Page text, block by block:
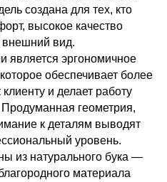
создана для тех, кто
высокое качество
внешний вид.
является эргономичное
обеспечивает более
и делает работу
геометрия,
к деталям выводят
уровень.
из натурального бука —
материала